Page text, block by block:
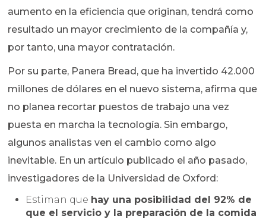
aumento en la eficiencia que originan, tendrá como
resultado un mayor crecimiento de la compañía y,
por tanto, una mayor contratación.
Por su parte, Panera Bread, que ha invertido 42.000
millones de dólares en el nuevo sistema, afirma que
no planea recortar puestos de trabajo una vez
puesta en marcha la tecnología. Sin embargo,
algunos analistas ven el cambio como algo
inevitable. En un artículo publicado el año pasado,
investigadores de la Universidad de Oxford:
Estiman que hay una posibilidad del 92% de
que el servicio y la preparación de la comida